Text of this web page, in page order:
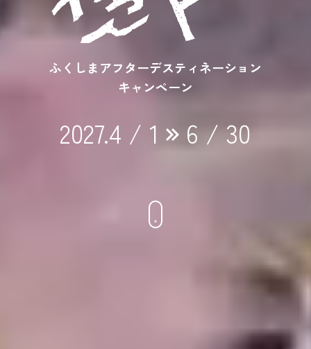
ふくしまアフターデスティネーション
キャンペーン
2027.4 / 1 6 / 30